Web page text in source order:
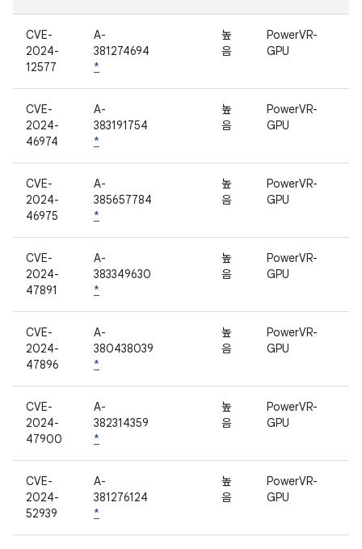
CVE-
2024-
12577
A-
381274694
*
높
음
PowerVR-
GPU
CVE-
2024-
46974
A-
383191754
*
높
음
PowerVR-
GPU
CVE-
2024-
46975
A-
385657784
*
높
음
PowerVR-
GPU
CVE-
2024-
47891
A-
383349630
*
높
음
PowerVR-
GPU
CVE-
2024-
47896
A-
380438039
*
높
음
PowerVR-
GPU
CVE-
2024-
47900
A-
382314359
*
높
음
PowerVR-
GPU
CVE-
2024-
52939
A-
381276124
*
높
음
PowerVR-
GPU